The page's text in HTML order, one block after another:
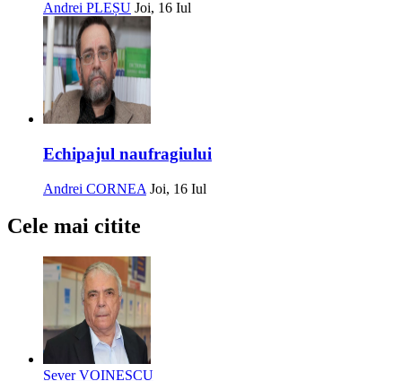
Andrei PLEȘU Joi, 16 Iul
Echipajul naufragiului
Andrei CORNEA Joi, 16 Iul
Cele mai citite
Sever VOINESCU